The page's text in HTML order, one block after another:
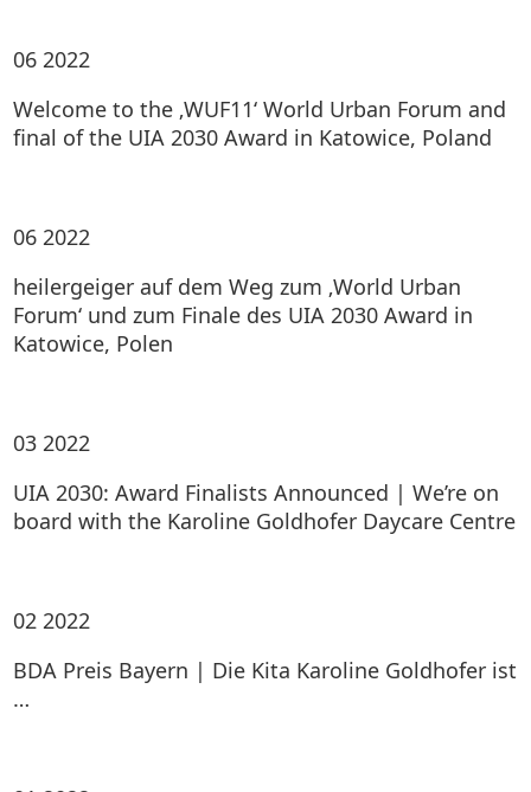
06 2022
Welcome to the ‚WUF11‘ World Urban Forum and
final of the UIA 2030 Award in Katowice, Poland
06 2022
heilergeiger auf dem Weg zum ‚World Urban
Forum‘ und zum Finale des UIA 2030 Award in
Katowice, Polen
03 2022
UIA 2030: Award Finalists Announced | We’re on
board with the Karoline Goldhofer Daycare Centre
02 2022
BDA Preis Bayern | Die Kita Karoline Goldhofer ist
…